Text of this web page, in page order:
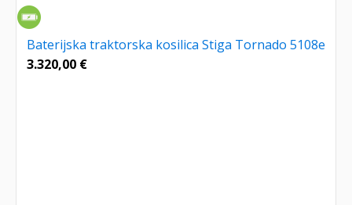
Baterijska traktorska kosilica Stiga Tornado 5108e
3.320,00 €